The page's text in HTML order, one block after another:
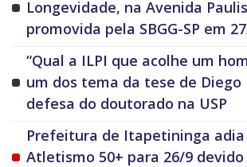
Longevidade, na Avenida
promovida pela SBGG-SP em
“Qual a ILPI que acolhe um
um dos tema da tese de Diego
defesa do doutorado na USP
Prefeitura de Itapetininga
Atletismo 50+ para 26/9